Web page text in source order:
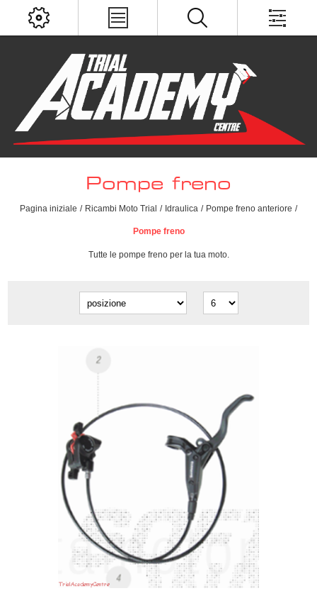
Pompe freno
Pagina iniziale / Ricambi Moto Trial / Idraulica / Pompe freno anteriore /
Pompe freno
Tutte le pompe freno per la tua moto.